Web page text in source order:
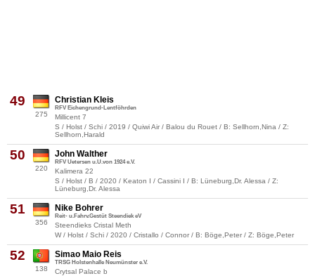
49
275
Christian Kleis
RFV Eichengrund-Lentföhrden
Millicent 7
S / Holst / Schi / 2019 / Quiwi Air / Balou du Rouet / B: Sellhorn,Nina / Z:
Sellhorn,Harald
50
220
John Walther
RFV Uetersen u.U.von 1924 e.V.
Kalimera 22
S / Holst / B / 2020 / Keaton I / Cassini I / B: Lüneburg,Dr. Alessa / Z:
Lüneburg,Dr. Alessa
51
356
Nike Bohrer
Reit- u.Fahrv.Gestüt Steendiek eV
Steendieks Cristal Meth
W / Holst / Schi / 2020 / Cristallo / Connor / B: Böge,Peter / Z: Böge,Peter
52
138
Simao Maio Reis
TRSG Holstenhalle Neumünster e.V.
Crytsal Palace b